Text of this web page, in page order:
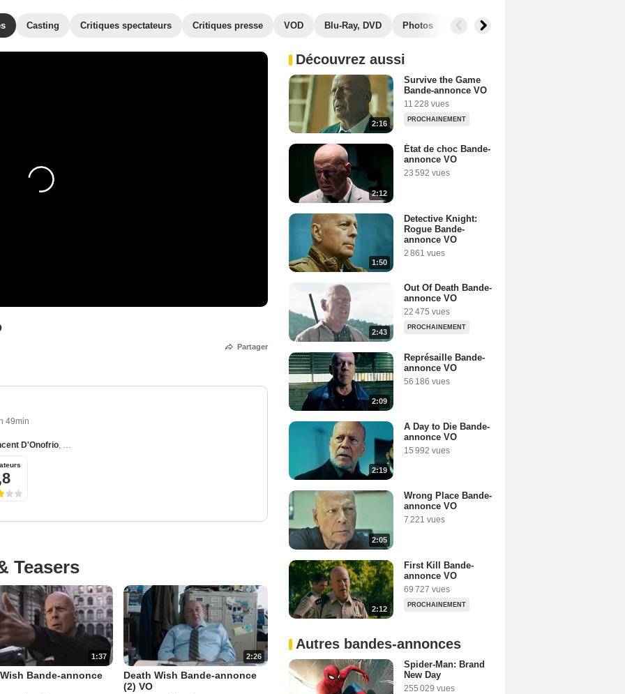
Casting Critiques spectateurs Critiques presse VOD Blu-Ray, DVD Photos Musique
Partager
49min
D'Onofrio, Elisabeth Shue
Teasers
1:37
Bande-annonce
2:26
Death Wish Bande-annonce
(2) VO
Découvrez aussi
2:16
Survive the Game
Bande-annonce VO
11 228 vues
PROCHAINEMENT
2:12
État de choc Bande-
annonce VO
23 592 vues
1:50
Detective Knight:
Rogue Bande-
annonce VO
2 861 vues
2:43
Out Of Death Bande-
annonce VO
22 475 vues
PROCHAINEMENT
2:09
Représaille Bande-
annonce VO
56 186 vues
2:19
A Day to Die Bande-
annonce VO
15 992 vues
2:05
Wrong Place Bande-
annonce VO
7 221 vues
2:12
First Kill Bande-
annonce VO
69 727 vues
PROCHAINEMENT
Autres bandes-annonces
Spider-Man: Brand
New Day
255 029 vues